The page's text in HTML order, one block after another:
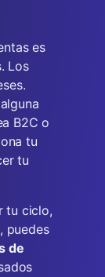
es
Los
B2C o
tu
tu
tu ciclo,
puedes
de